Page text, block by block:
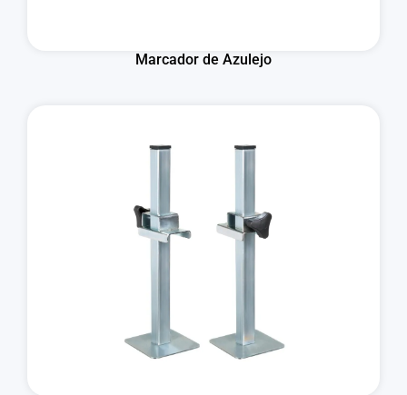
Marcador de Azulejo